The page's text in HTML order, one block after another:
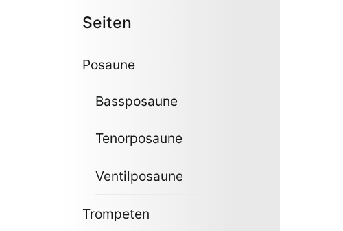
Seiten
Posaune
Bassposaune
Tenorposaune
Ventilposaune
Trompeten